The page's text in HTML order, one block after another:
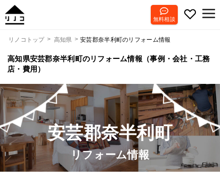
無料相談
リノコトップ 高知県 安芸郡奈半利町のリフォーム情報
高知県安芸郡奈半利町のリフォーム情報（事例・会社・工務
店・費用）
安芸郡奈半利町
リフォーム情報